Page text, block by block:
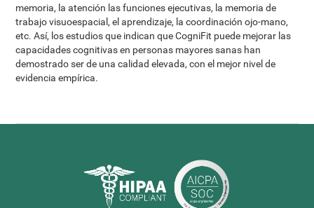
memoria, la atención las funciones ejecutivas, la memoria de
trabajo visuoespacial, el aprendizaje, la coordinación ojo-mano,
etc. Así, los estudios que indican que CogniFit puede mejorar las
capacidades cognitivas en personas mayores sanas han
demostrado ser de una calidad elevada, con el mejor nivel de
evidencia empírica.